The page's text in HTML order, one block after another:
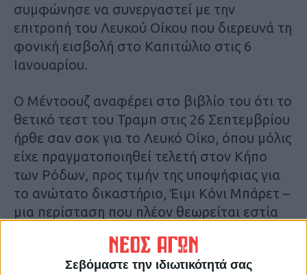
Σεβόμαστε την ιδιωτικότητά σας
συμφώνησε να συνεργαστεί με την
επιτροπή του Λευκού Οίκου που διερευνά τη
φονική εισβολή στο Καπιτώλιο στις 6
Ιανουαρίου.
Ο Μέντοουζ αναφέρει στο βιβλίο του ότι το
θετικό τεστ του Τραμπ στις 26 Σεπτεμβρίου
ήρθε σαν σοκ για το Λευκό Οίκο, όπου μόλις
είχε πραγματοποιηθεί τελετή στον Κήπο
των Ρόδων, προς τιμήν της υποψήφιας για
το ανώτατο δικαστήριο, Έιμι Κόνι Μπάρετ –
μια περίσταση που πλέον θεωρείται εστία
Παρά το γεγονός ότι ο πρόεδρος «έμοιαζε